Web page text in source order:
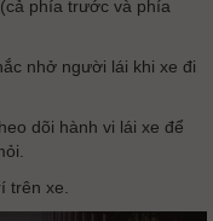
phía trước và phía
nhở người lái khi xe đi
dõi hành vi lái xe để
trên xe.